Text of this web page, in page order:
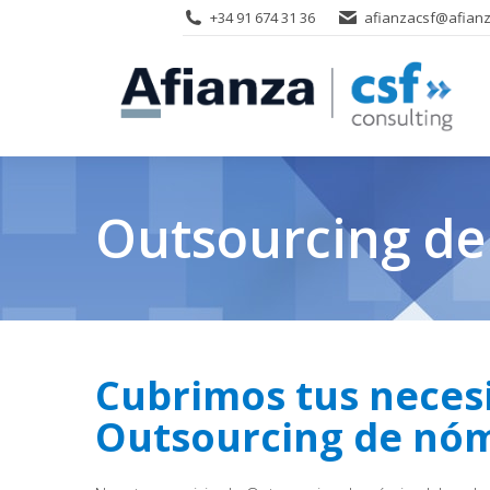
+34 91 674 31 36
Outsourcing
Cubrimos tus
Outsourcing de